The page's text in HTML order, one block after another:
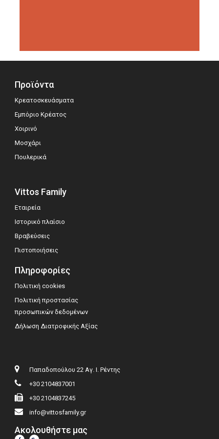
Προϊόντα
Κρεατοσκευάσματα
Εμπόριο Κρέατος
Χοιρινό
Μοσχάρι
Πουλερικά
Vittos Family
Εταιρεία
Ιστορικό πλαίσιο
Βραβεύσεις
Πιστοποιήσεις
Πληροφορίες
Πολιτική cookies
Πολιτική προστασίας
προσωπικών δεδομένων
Δήλωση Διατροφικής Αξίας
Παπαδοπούλου 22 Αγ. Ι. Ρέντης
+30 2104837001
+30 2104837245
info@vittosfamily.gr
Ακολουθήστε μας